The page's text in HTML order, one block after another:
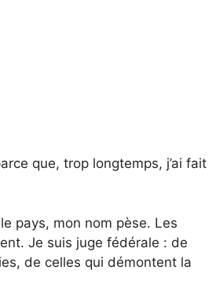
que, trop longtemps, j’ai fait
pays, mon nom pèse. Les
Je suis juge fédérale : de
de celles qui démontent la